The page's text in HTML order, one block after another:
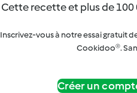
Cette recette et plus de
Inscrivez-vous à notre essai gratuit
Cookidoo®.
Créer un